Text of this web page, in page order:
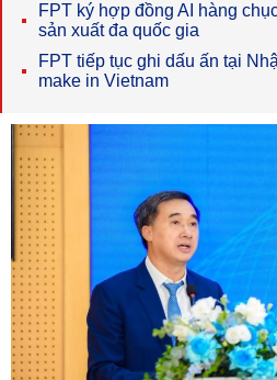
FPT ký hợp đồng AI hàng
sản xuất đa quốc gia
FPT tiếp tục ghi dấu ấn tại
make in Vietnam